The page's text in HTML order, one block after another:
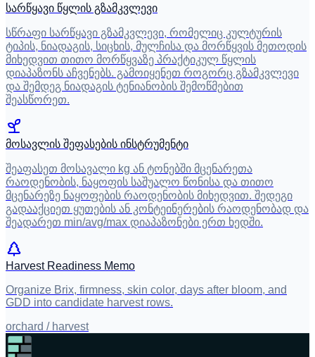
სარწყავი წყლის გზამკვლევი
სწრაფი სარწყავი გზამკვლევი, რომელიც კულტურის
ტიპის, ნიადაგის, სიცხის, მულჩისა და მორწყვის მეთოდის
მიხედვით თითო მორწყვაზე პრაქტიკულ წყლის
დიაპაზონს აჩვენებს. გამოიყენეთ როგორც გზამკვლევი
და შემდეგ ნიადაგის ტენიანობის შემოწმებით
შეასწორეთ.
მოსავლის შეფასების ინსტრუმენტი
შეაფასეთ მოსავალი kg ან ტონებში მცენარეთა
რაოდენობის, ნაყოფის საშუალო წონისა და თითო
მცენარეზე ნაყოფების რაოდენობის მიხედვით. შედეგი
გადააქციეთ ყუთების ან კონტეინერების რაოდენობად და
შეადარეთ min/avg/max დიაპაზონები ერთ ხედში.
Harvest Readiness Memo
Organize Brix, firmness, skin color, days after bloom, and
GDD into candidate harvest rows.
orchard / harvest